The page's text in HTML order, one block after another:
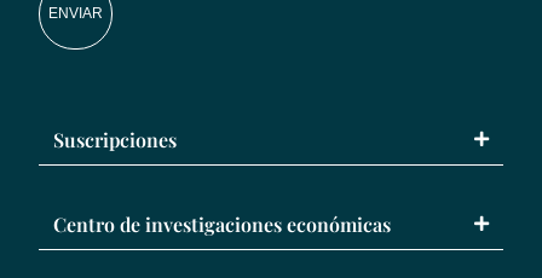
ENVIAR
Suscripciones
Centro de investigaciones económicas